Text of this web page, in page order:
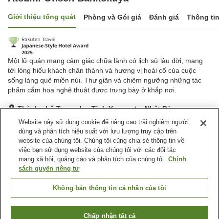
Giới thiệu tổng quát Phòng và Gói giá Đánh giá Thông
Một lữ quán mang cảm giác chữa lành có lịch sử lâu đời, mang
tới lòng hiếu khách chân thành và hương vị hoài cổ của cuộc
sống làng quê miền núi. Thư giãn và chiêm ngưỡng những tác
phẩm cắm hoa nghệ thuật được trưng bày ở khắp nơi.
Thành phố Tsuruoka, Tỉnh Yamagata, Nhật Bản
Hiển thị trên bản đồ
Tuyệt vời Đánh giá:1,156lượt
Tiện nghi chỗ nghỉ
Bãi đỗ xe
Xông hơi
Phòng ăn riêng
Tỉnh Yamagata
Website này sử dụng cookie để nâng cao trải nghiệm người
dùng và phân tích hiệu suất với lưu lượng truy cập trên
website của chúng tôi. Chúng tôi cũng chia sẻ thông tin về
việc bạn sử dụng website của chúng tôi với các đối tác
mạng xã hội, quảng cáo và phân tích của chúng tôi. Chính
sách quyền riêng tư
Không bán thông tin cá nhân của tôi
Chấp nhận tất cả